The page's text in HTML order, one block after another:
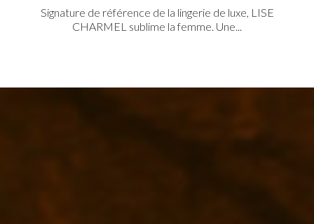
Signature de référence de la lingerie de luxe, LISE
CHARMEL sublime la femme. Une...